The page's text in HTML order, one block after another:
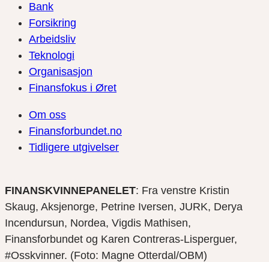
Bank
Forsikring
Arbeidsliv
Teknologi
Organisasjon
Finansfokus i Øret
Om oss
Finansforbundet.no
Tidligere utgivelser
FINANSKVINNEPANELET: Fra venstre Kristin
Skaug, Aksjenorge, Petrine Iversen, JURK, Derya
Incendursun, Nordea, Vigdis Mathisen,
Finansforbundet og Karen Contreras-Lisperguer,
#Osskvinner. (Foto: Magne Otterdal/OBM)